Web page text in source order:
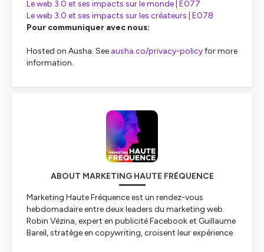
Le web 3.0 et ses impacts sur le monde | E077
Le web 3.0 et ses impacts sur les créateurs | E078
Pour communiquer avec nous:
Hosted on Ausha. See ausha.co/privacy-policyfor more
information.
ABOUT MARKETING HAUTE FRÉQUENCE
Marketing Haute Fréquence est un rendez-vous
hebdomadaire entre deux leaders du marketing web.
Robin Vézina, expert en publicité Facebook et Guillaume
Bareil, stratège en copywriting, croisent leur expérience